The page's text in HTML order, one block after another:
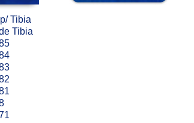
Tibia
Tibia